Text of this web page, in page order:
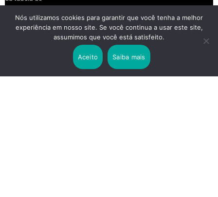
2 years ago
Lei Rouanet e Petrobras financiam evento em
que Lula pediu votos para Boulos
Nós utilizamos cookies para garantir que você tenha a melhor
experiência em nosso site. Se você continua a usar este site,
assumimos que você está satisfeito.
Aceito Saiba mais